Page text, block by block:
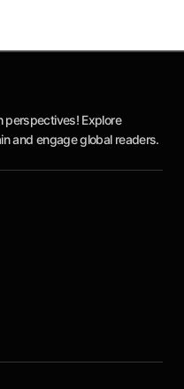
perspectives! Explore
and engage global readers.